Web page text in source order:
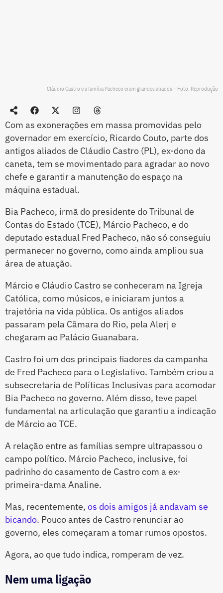
Cláudio Castro e a família Pacheco eram grandes aliados – Foto: Reprodução
Com as exonerações em massa promovidas pelo
governador em exercício, Ricardo Couto, parte dos
antigos aliados de Cláudio Castro (PL), ex-dono da
caneta, tem se movimentado para agradar ao novo
chefe e garantir a manutenção do espaço na
máquina estadual.
Bia Pacheco, irmã do presidente do Tribunal de
Contas do Estado (TCE), Márcio Pacheco, e do
deputado estadual Fred Pacheco, não só conseguiu
permanecer no governo, como ainda ampliou sua
área de atuação.
Márcio e Cláudio Castro se conheceram na Igreja
Católica, como músicos, e iniciaram juntos a
trajetória na vida pública. Os antigos aliados
passaram pela Câmara do Rio, pela Alerj e
chegaram ao Palácio Guanabara.
Castro foi um dos principais fiadores da campanha
de Fred Pacheco para o Legislativo. Também criou a
subsecretaria de Políticas Inclusivas para acomodar
Bia Pacheco no governo. Além disso, teve papel
fundamental na articulação que garantiu a indicação
de Márcio ao TCE.
A relação entre as famílias sempre ultrapassou o
campo político. Márcio Pacheco, inclusive, foi
padrinho do casamento de Castro com a ex-
primeira-dama Analine.
Mas, recentemente, os dois amigos já andavam se
bicando. Pouco antes de Castro renunciar ao
governo, eles começaram a tomar rumos opostos.
Agora, ao que tudo indica, romperam de vez.
Nem uma ligação